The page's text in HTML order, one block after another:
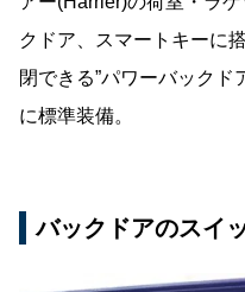
クドア、スマートキーに
閉できる”パワーバックド
に標準装備。
バックドアのスイ